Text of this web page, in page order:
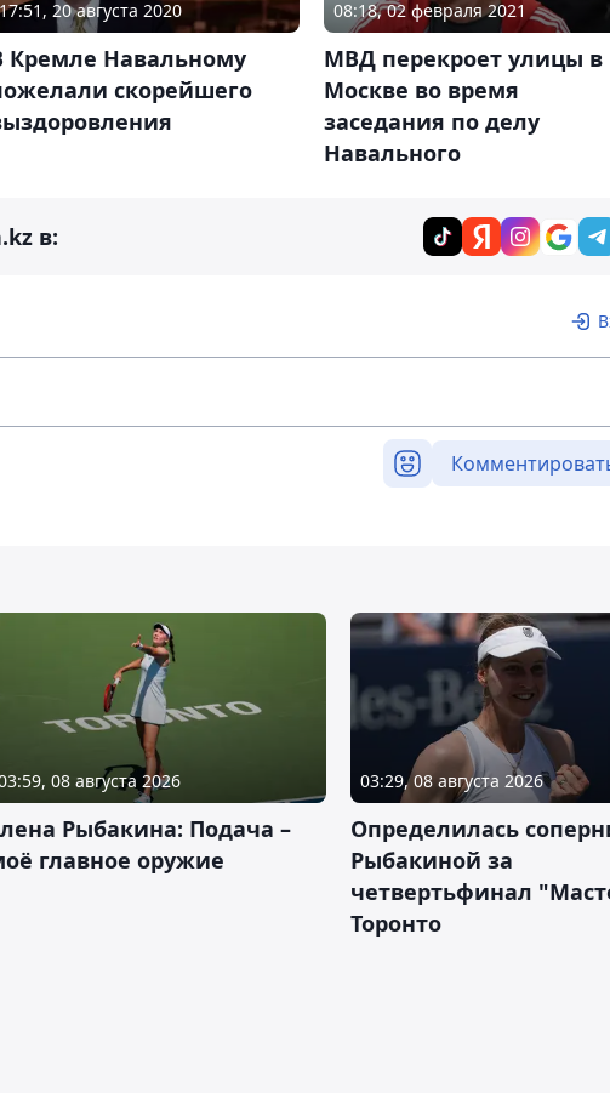
20 августа 2020
Кремле Навальному
скорейшего
08:18, 02 февраля 2021
МВД перекроет улицы в
Москве во время
заседания по делу
Навального
в:
08 августа 2026
Рыбакина: Подача –
главное оружие
03:29, 08 августа 2026
Определилась
Рыбакиной за
четвертьфинал
Торонто